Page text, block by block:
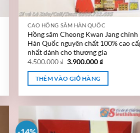
CAO HỒNG SÂM HÀN QUỐC
Hồng sâm Cheong Kwan Jang chính
Hàn Quốc nguyên chất 100% cao
nhất dành cho thương gia
4.500.000₫ 3.900.000₫
THÊM VÀO GIỎ HÀNG
-14%